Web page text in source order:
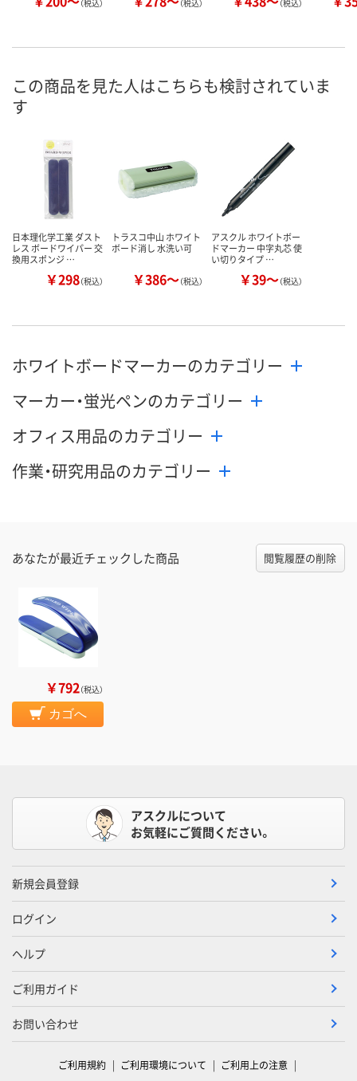
（税込） （税込） （税込）
この商品を見た人はこちらも検討されていま
す
日本理化学工業 ダスト
レス ボードワイパー 交
換用スポンジ …
￥298（税込）
トラスコ中山 ホワイト
ボード消し 水洗い可
￥386～（税込）
アスクル ホワイトボー
ドマーカー 中字丸芯 使
い切りタイプ …
￥39～（税込）
ホワイトボードマーカーのカテゴリー
マーカー・蛍光ペンのカテゴリー
オフィス用品のカテゴリー
作業・研究用品のカテゴリー
あなたが最近チェックした商品 閲覧履歴の削除
￥792（税込）
カゴへ
アスクルについて
お気軽にご質問ください。
新規会員登録
ログイン
ヘルプ
ご利用ガイド
お問い合わせ
ご利用規約 ご利用環境について
ご利用上の注意